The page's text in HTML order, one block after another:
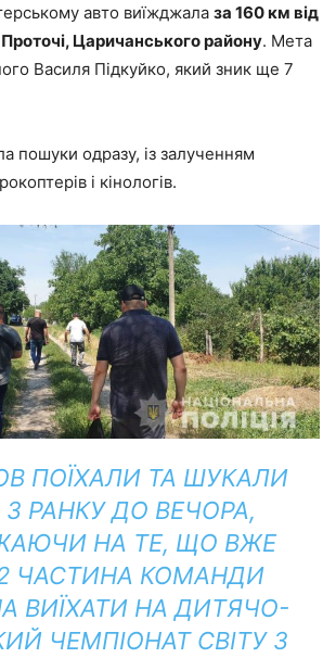
авто виїжджала за 160 км від
Царичанського району. Мета
Василя Підкуйко, який зник ще 7
пошуки одразу, із залученням
і кінологів.
ПОЇХАЛИ ТА ШУКАЛИ
З РАНКУ ДО ВЕЧОРА,
НА ТЕ, ЩО ВЖЕ
ЧАСТИНА КОМАНДИ
ВИЇХАТИ НА ДИТЯЧО-
ЧЕМПІОНАТ СВІТУ З